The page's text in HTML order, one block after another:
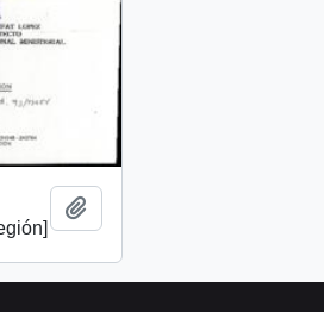
Añadir al portapapeles